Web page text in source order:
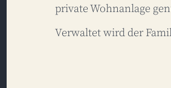
private Wohnanlage
Verwaltet wird der